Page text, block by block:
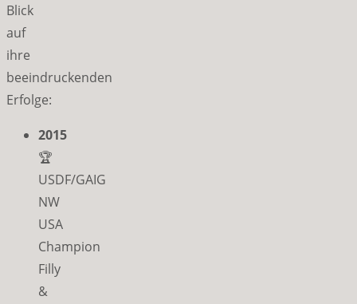
Blick
auf
ihre
beeindruckenden
Erfolge:
2015
🏆
USDF/GAIG
NW
USA
Champion
Filly
&